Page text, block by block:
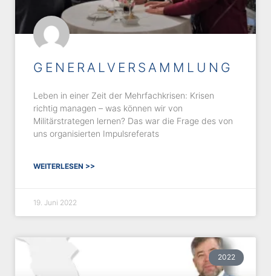
GENERALVERSAMMLUNG
Leben in einer Zeit der Mehrfachkrisen: Krisen
richtig managen – was können wir von
Militärstrategen lernen? Das war die Frage des von
uns organisierten Impulsreferats
WEITERLESEN >>
19. Juni 2022
2022